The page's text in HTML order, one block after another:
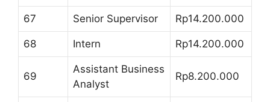
67 Senior Supervisor Rp14.200.000
68 Intern Rp14.200.000
69
Assistant Business
Analyst
Rp8.200.000